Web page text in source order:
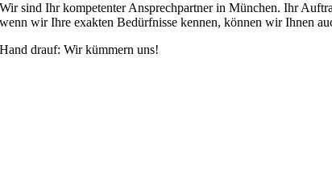
sind Ihr kompetenter Ansprechpartner in München. Ihr
wir Ihre exakten Bedürfnisse kennen, können wir Ihnen
drauf: Wir kümmern uns!